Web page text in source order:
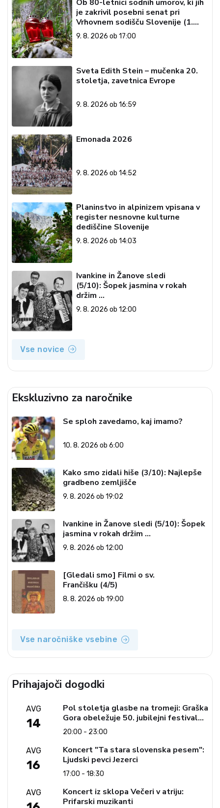
Ob 80-letnici sodnih umorov, ki jih
je zakrivil posebni senat pri
Vrhovnem sodišču Slovenije (1.
del)
9. 8. 2026 ob 17:00
Sveta Edith Stein – mučenka 20.
stoletja, zavetnica Evrope
9. 8. 2026 ob 16:59
Emonada 2026
9. 8. 2026 ob 14:52
Planinstvo in alpinizem vpisana v
register nesnovne kulturne
dediščine Slovenije
9. 8. 2026 ob 14:03
Ivankine in Žanove sledi
(5/10): Šopek jasmina v rokah
držim …
9. 8. 2026 ob 12:00
Vse novice
Ekskluzivno za naročnike
Se sploh zavedamo, kaj imamo?
10. 8. 2026 ob 6:00
Kako smo zidali hiše (3/10): Najlepše
gradbeno zemljišče
9. 8. 2026 ob 19:02
Ivankine in Žanove sledi (5/10): Šopek
jasmina v rokah držim …
9. 8. 2026 ob 12:00
[Gledali smo] Filmi o sv.
Frančišku (4/5)
8. 8. 2026 ob 19:00
Vse naročniške vsebine
Prihajajoči dogodki
AVG
14
Pol stoletja glasbe na tromeji: Graška
Gora obeležuje 50. jubilejni festival
narodno-zabavne glasbe
20:00 - 23:00
AVG
16
Koncert "Ta stara slovenska pesem":
Ljudski pevci Jezerci
17:00 - 18:30
AVG
Koncert iz sklopa Večeri v atriju:
Prifarski muzikanti